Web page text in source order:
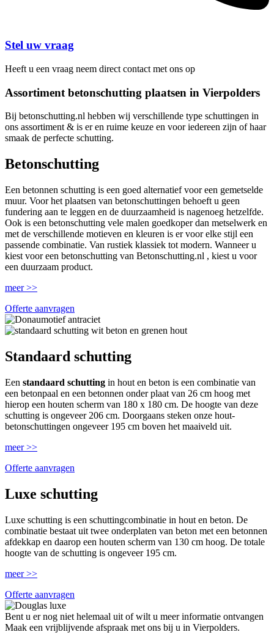
Stel uw vraag
Heeft u een vraag neem direct contact met ons op
Assortiment betonschutting plaatsen in Vierpolders
Bij betonschutting.nl hebben wij verschillende type schuttingen in
ons assortiment & is er en ruime keuze en voor iedereen zijn of haar
smaak de perfecte schutting.
Betonschutting
Een betonnen schutting is een goed alternatief voor een gemetselde
muur. Voor het plaatsen van betonschuttingen behoeft u geen
fundering aan te leggen en de duurzaamheid is nagenoeg hetzelfde.
Ook is een betonschutting vele malen goedkoper dan metselwerk en
met de verschillende motieven en kleuren is er voor elke stijl een
passende combinatie. Van rustiek klassiek tot modern. Wanneer u
kiest voor een betonschutting van Betonschutting.nl , kiest u voor
een duurzaam product.
meer >>
Offerte aanvragen
Standaard schutting
Een standaard schutting in hout en beton is een combinatie van
een betonpaal en een betonnen onder plaat van 26 cm hoog met
hierop een houten scherm van 180 x 180 cm. De hoogte van deze
schutting is ongeveer 206 cm. Doorgaans steken onze hout-
betonschuttingen ongeveer 195 cm boven het maaiveld uit.
meer >>
Offerte aanvragen
Luxe schutting
Luxe schutting is een schuttingcombinatie in hout en beton. De
combinatie bestaat uit twee onderplaten van beton met een betonnen
afdekkap en daarop een houten scherm van 130 cm hoog. De totale
hoogte van de schutting is ongeveer 195 cm.
meer >>
Offerte aanvragen
Bent u er nog niet helemaal uit of wilt u meer informatie ontvangen
Maak een vrijblijvende afspraak met ons bij u in Vierpolders.